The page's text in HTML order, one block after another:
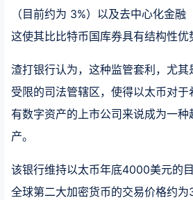
（目前约为 3%）以及去中心化金融
这使其比比特币国库券具有结构性优
渣打银行认为，这种监管套利，尤其
受限的司法管辖区，使得以太币对
有数字资产的上市公司来说成为一种
产。
该银行维持以太币年底4000美元的
全球第二大加密货币的交易价格约为